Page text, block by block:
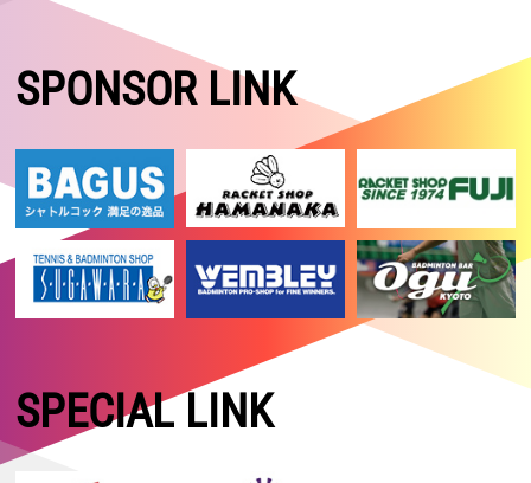
SPONSOR LINK
SPECIAL LINK